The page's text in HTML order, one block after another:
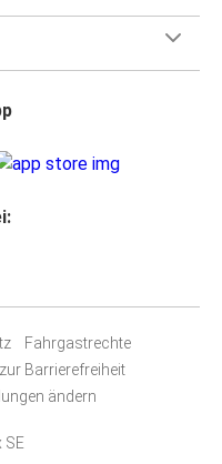
Fahrgastrechte
Barrierefreiheit
ändern
SE